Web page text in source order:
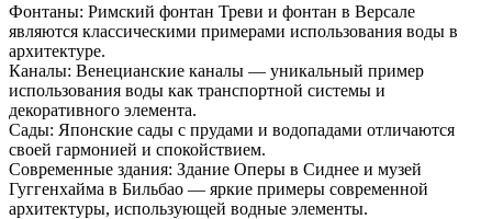
Фонтаны: Римский фонтан Треви и фонтан в Версале
являются классическими примерами использования воды в
архитектуре.
Каналы: Венецианские каналы — уникальный пример
использования воды как транспортной системы и
декоративного элемента.
Сады: Японские сады с прудами и водопадами отличаются
своей гармонией и спокойствием.
Современные здания: Здание Оперы в Сиднее и музей
Гуггенхайма в Бильбао — яркие примеры современной
архитектуры, использующей водные элементы.